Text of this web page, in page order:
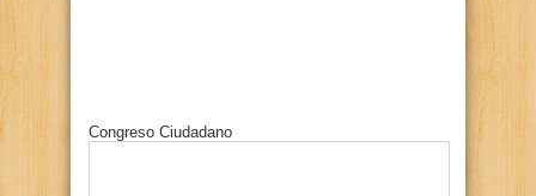
Congreso Ciudadano